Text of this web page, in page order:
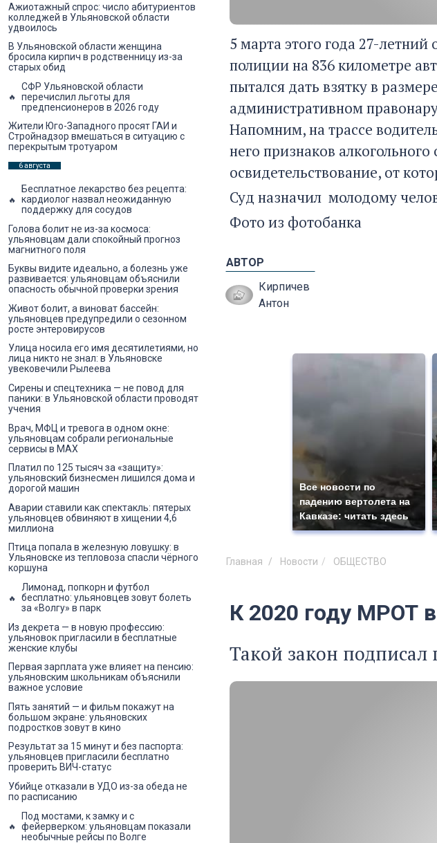
5 марта этого года 27-
полиции на 836 километре
пытался дать взятку в
административном
Напомним, на трассе
него признаков
освидетельствование, от
Суд назначил молодому
Фото из фотобанка
АВТОР
Кирпичев
Антон
Все новости по
падению вертолета на
Кавказе: читать здесь
Главная Новости ОБЩЕСТВО
К 2020 году МРОТ
Такой закон
Ажиотажный спрос: число абитуриентов
колледжей в Ульяновской области
удвоилось
В Ульяновской области женщина
бросила кирпич в родственницу из-за
старых обид
СФР Ульяновской области
перечислил льготы для
предпенсионеров в 2026 году
Жители Юго-Западного просят ГАИ и
Стройнадзор вмешаться в ситуацию с
перекрытым тротуаром
6 августа
Бесплатное лекарство без рецепта:
кардиолог назвал неожиданную
поддержку для сосудов
Голова болит не из-за космоса:
ульяновцам дали спокойный прогноз
магнитного поля
Буквы видите идеально, а болезнь уже
развивается: ульяновцам объяснили
опасность обычной проверки зрения
Живот болит, а виноват бассейн:
ульяновцев предупредили о сезонном
росте энтеровирусов
Улица носила его имя десятилетиями, но
лица никто не знал: в Ульяновске
увековечили Рылеева
Сирены и спецтехника — не повод для
паники: в Ульяновской области проводят
учения
Врач, МФЦ и тревога в одном окне:
ульяновцам собрали региональные
сервисы в MAX
Платил по 125 тысяч за «защиту»:
ульяновский бизнесмен лишился дома и
дорогой машин
Аварии ставили как спектакль: пятерых
ульяновцев обвиняют в хищении 4,6
миллиона
Птица попала в железную ловушку: в
Ульяновске из тепловоза спасли чёрного
коршуна
Лимонад, попкорн и футбол
бесплатно: ульяновцев зовут болеть
за «Волгу» в парк
Из декрета — в новую профессию:
ульяновок пригласили в бесплатные
женские клубы
Первая зарплата уже влияет на пенсию:
ульяновским школьникам объяснили
важное условие
Пять занятий — и фильм покажут на
большом экране: ульяновских
подростков зовут в кино
Результат за 15 минут и без паспорта:
ульяновцев пригласили бесплатно
проверить ВИЧ-статус
Убийце отказали в УДО из-за обеда не
по расписанию
Под мостами, к замку и с
фейерверком: ульяновцам показали
необычные рейсы по Волге